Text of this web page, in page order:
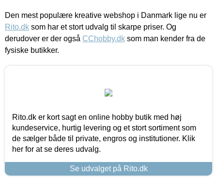
Den mest populære kreative webshop i Danmark lige nu er
Rito.dk som har et stort udvalg til skarpe priser. Og
derudover er der også CChobby.dk som man kender fra de
fysiske butikker.
Rito.dk er kort sagt en online hobby butik med høj
kundeservice, hurtig levering og et stort sortiment som
de sælger både til private, engros og institutioner. Klik
her for at se deres udvalg.
Se udvalget på Rito.dk